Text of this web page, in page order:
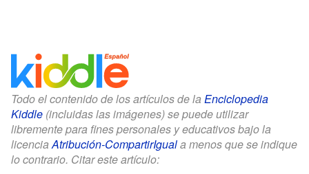
Todo el contenido de los artículos de la Enciclopedia
Kiddle (incluidas las imágenes) se puede utilizar
libremente para fines personales y educativos bajo la
licencia Atribución-CompartirIguala menos que se indique
lo contrario. Citar este artículo: